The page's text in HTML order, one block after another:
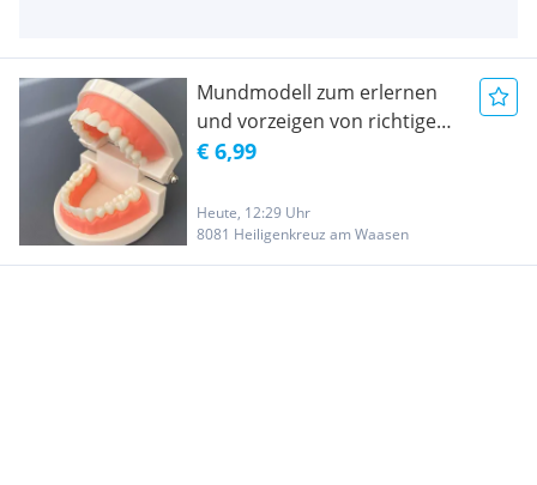
Mundmodell zum erlernen
und vorzeigen von richtigem
Zähneputzen. NEU
€ 6,99
Heute, 12:29 Uhr
8081 Heiligenkreuz am Waasen